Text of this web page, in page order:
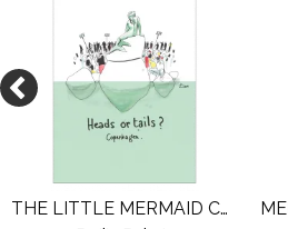
THE LITTLE MERMAID COPENHAGEN